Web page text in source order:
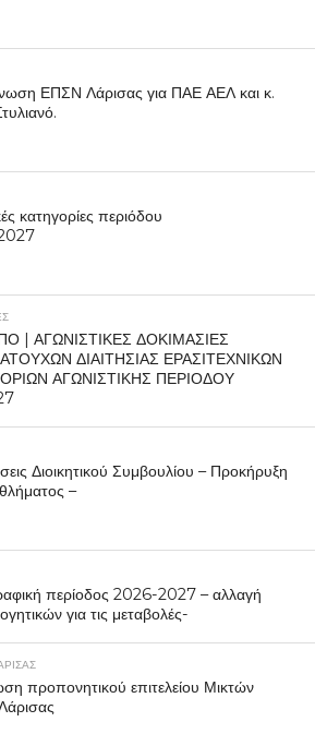
ΕΠΣΝ Λάρισας για ΠΑΕ ΑΕΛ και κ.
κατηγορίες περιόδου
| ΑΓΩΝΙΣΤΙΚΕΣ ΔΟΚΙΜΑΣΙΕΣ
ΔΙΑΙΤΗΣΙΑΣ ΕΡΑΣΙΤΕΧΝΙΚΩΝ
ΑΓΩΝΙΣΤΙΚΗΣ ΠΕΡΙΟΔΟΥ
Διοικητικού Συμβουλίου – Προκήρυξη
–
περίοδος 2026-2027 – αλλαγή
για τις μεταβολές-
προπονητικού επιτελείου Μικτών